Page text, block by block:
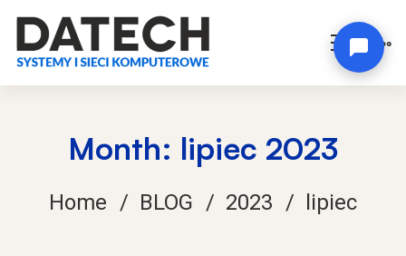
Month: lipiec 2023
Home BLOG 2023 lipiec